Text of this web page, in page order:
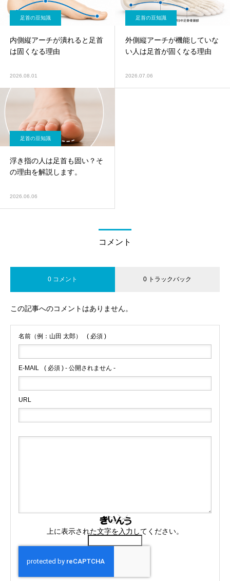
足首の豆知識
内側縦アーチが潰れると足首
は固くなる理由
2026.08.01
足首の豆知識
外側縦アーチが機能していな
い人は足首が固くなる理由
2026.07.06
足首の豆知識
浮き指の人は足首も固い？そ
の理由を解説します。
2026.06.06
コメント
0 コメント 0 トラックバック
この記事へのコメントはありません。
名前（例：山田 太郎） ( 必須 )
E-MAIL ( 必須 ) - 公開されません -
URL
上に表示された文字を入力してください。